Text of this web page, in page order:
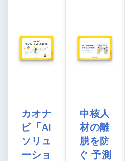
カオナ
ビ「AI
ソリュ
ーショ
中核人
材の離
脱を防
ぐ 予測